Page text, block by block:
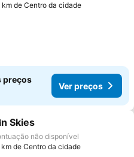
de Centro da cidade
preços
Ver preços
aos favoritos
Skies
não disponível
de Centro da cidade